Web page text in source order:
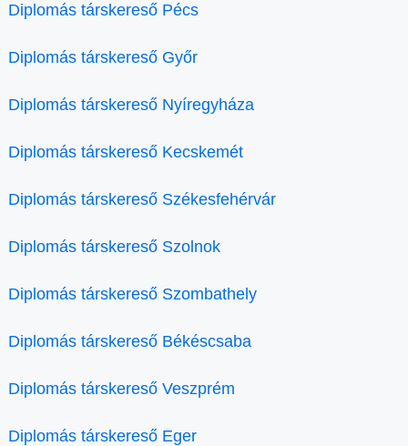
Diplomás társkereső Pécs
Diplomás társkereső Győr
Diplomás társkereső Nyíregyháza
Diplomás társkereső Kecskemét
Diplomás társkereső Székesfehérvár
Diplomás társkereső Szolnok
Diplomás társkereső Szombathely
Diplomás társkereső Békéscsaba
Diplomás társkereső Veszprém
Diplomás társkereső Eger